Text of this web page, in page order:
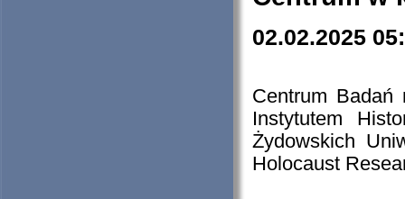
02.02.2025
Centrum Badań
Instytutem
Żydowskich
Holocaust